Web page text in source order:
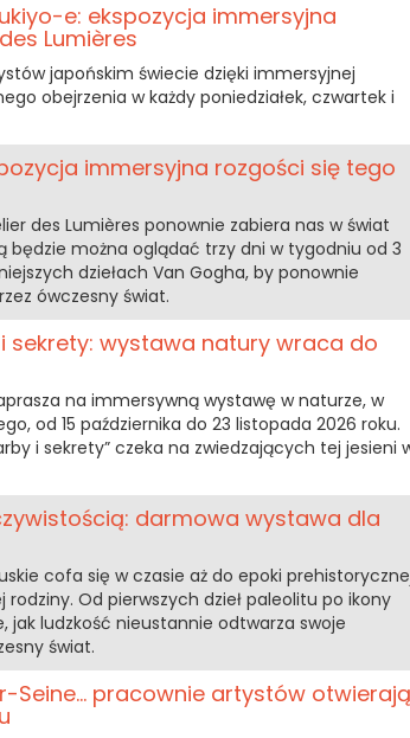
e: ekspozycja immersyjna
Lumières
japońskim świecie dzięki immersyjnej
obejrzenia w każdy poniedziałek, czwartek i
immersyjna rozgości się tego
des Lumières ponownie zabiera nas w świat
można oglądać trzy dni w tygodniu od 3
dziełach Van Gogha, by ponownie
ówczesny świat.
sekrety: wystawa natury wraca do
na immersywną wystawę w naturze, w
od 15 października do 23 listopada 2026 roku.
i sekrety” czeka na zwiedzających tej jesieni
darmowa wystawa dla
cofa się w czasie aż do epoki
Od pierwszych dzieł paleolitu po ikony
jak ludzkość nieustannie odtwarza swoje
świat.
Seine… pracownie artystów otwierają